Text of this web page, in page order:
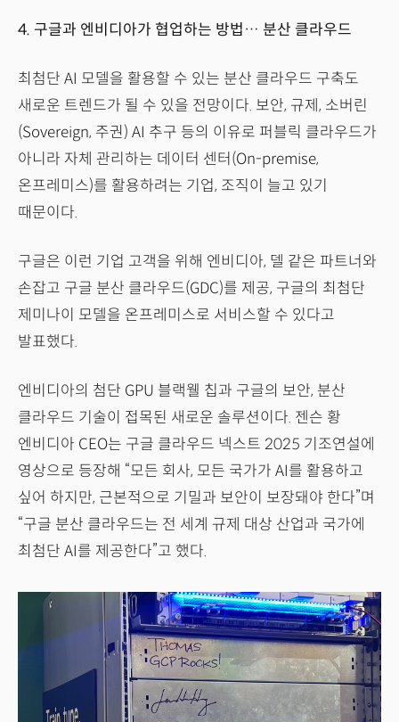
4. 구글과 엔비디아가 협업하는 방법… 분산 클라우드
최첨단 AI 모델을 활용할 수 있는 분산 클라우드 구축도
새로운 트렌드가 될 수 있을 전망이다. 보안, 규제, 소버린
(Sovereign, 주권) AI 추구 등의 이유로 퍼블릭 클라우드가
아니라 자체 관리하는 데이터 센터(On-premise,
온프레미스)를 활용하려는 기업, 조직이 늘고 있기
때문이다.
구글은 이런 기업 고객을 위해 엔비디아, 델 같은 파트너와
손잡고 구글 분산 클라우드(GDC)를 제공, 구글의 최첨단
제미나이 모델을 온프레미스로 서비스할 수 있다고
발표했다.
엔비디아의 첨단 GPU 블랙웰 칩과 구글의 보안, 분산
클라우드 기술이 접목된 새로운 솔루션이다. 젠슨 황
엔비디아 CEO는 구글 클라우드 넥스트 2025 기조연설에
영상으로 등장해 “모든 회사, 모든 국가가 AI를 활용하고
싶어 하지만, 근본적으로 기밀과 보안이 보장돼야 한다”며
“구글 분산 클라우드는 전 세계 규제 대상 산업과 국가에
최첨단 AI를 제공한다”고 했다.